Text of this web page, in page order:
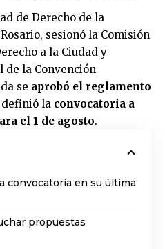
de Derecho de la
sesionó la Comisión
a la Ciudad y
la Convención
se aprobó el reglamento
definió la convocatoria a
el 1 de agosto.
convocatoria en su última
propuestas